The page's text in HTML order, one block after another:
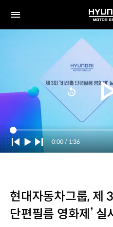
전체
MOTOR
Current
Time
0:00 / Duration
1:36
현대자동차그룹, 제
단편필름 영화제’ 실